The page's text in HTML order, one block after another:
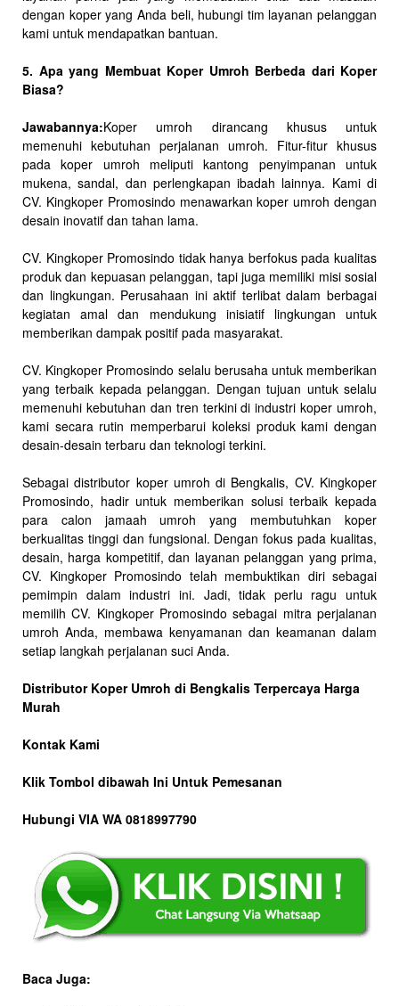
dengan koper yang Anda beli, hubungi tim layanan pelanggan
kami untuk mendapatkan bantuan.
5. Apa yang Membuat Koper Umroh Berbeda dari Koper
Biasa?
Jawabannya:Koper umroh dirancang khusus untuk
memenuhi kebutuhan perjalanan umroh. Fitur-fitur khusus
pada koper umroh meliputi kantong penyimpanan untuk
mukena, sandal, dan perlengkapan ibadah lainnya. Kami di
CV. Kingkoper Promosindo menawarkan koper umroh dengan
desain inovatif dan tahan lama.
CV. Kingkoper Promosindo tidak hanya berfokus pada kualitas
produk dan kepuasan pelanggan, tapi juga memiliki misi sosial
dan lingkungan. Perusahaan ini aktif terlibat dalam berbagai
kegiatan amal dan mendukung inisiatif lingkungan untuk
memberikan dampak positif pada masyarakat.
CV. Kingkoper Promosindo selalu berusaha untuk memberikan
yang terbaik kepada pelanggan. Dengan tujuan untuk selalu
memenuhi kebutuhan dan tren terkini di industri koper umroh,
kami secara rutin memperbarui koleksi produk kami dengan
desain-desain terbaru dan teknologi terkini.
Sebagai distributor koper umroh di Bengkalis, CV. Kingkoper
Promosindo, hadir untuk memberikan solusi terbaik kepada
para calon jamaah umroh yang membutuhkan koper
berkualitas tinggi dan fungsional. Dengan fokus pada kualitas,
desain, harga kompetitif, dan layanan pelanggan yang prima,
CV. Kingkoper Promosindo telah membuktikan diri sebagai
pemimpin dalam industri ini. Jadi, tidak perlu ragu untuk
memilih CV. Kingkoper Promosindo sebagai mitra perjalanan
umroh Anda, membawa kenyamanan dan keamanan dalam
setiap langkah perjalanan suci Anda.
Distributor Koper Umroh di Bengkalis Terpercaya Harga
Murah
Kontak Kami
Klik Tombol dibawah Ini Untuk Pemesanan
Hubungi VIA WA 0818997790
Baca Juga: